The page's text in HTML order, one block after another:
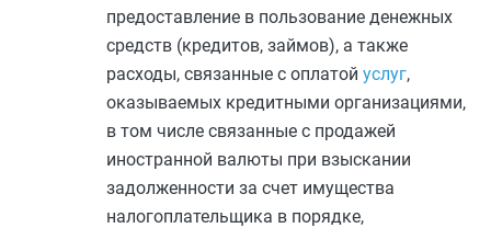
предоставление в пользование денежных
средств (кредитов, займов), а также
расходы, связанные с оплатой услуг,
оказываемых кредитными организациями,
в том числе связанные с продажей
иностранной валюты при взыскании
задолженности за счет имущества
налогоплательщика в порядке,